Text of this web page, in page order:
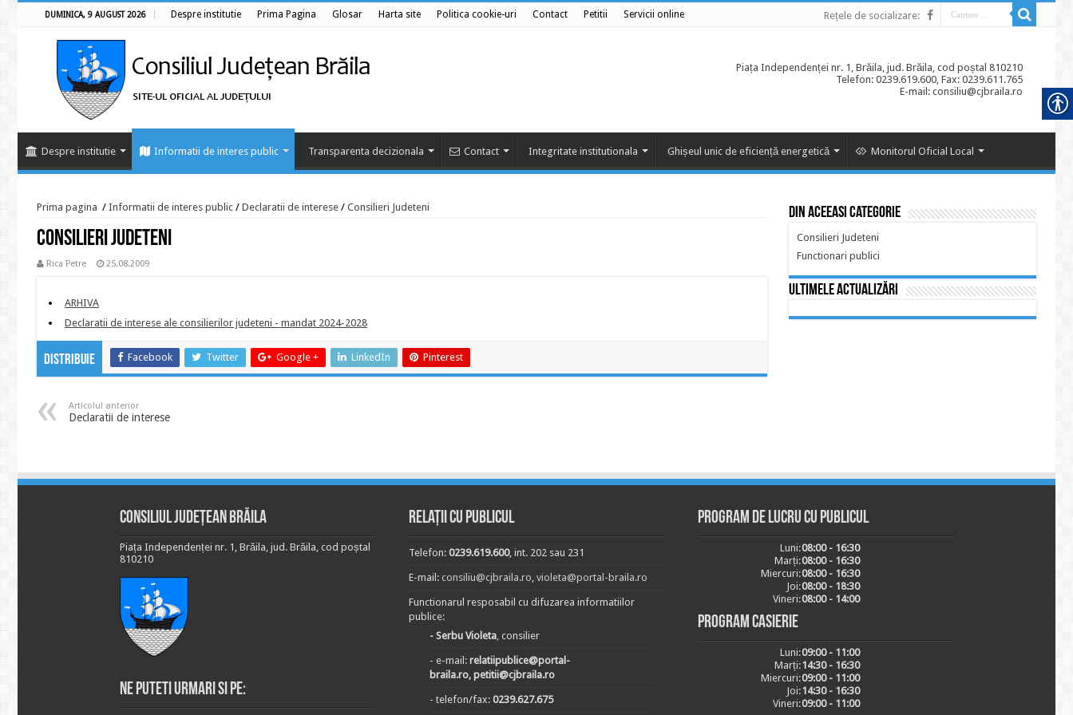
DUMINICA, 9 AUGUST 2026 Despre institutie Prima Pagina Glosar Harta site Politica cookie-uri Contact Petitii Servicii online Rețele de socializare:
Piața Independenței nr. 1, Brăila, jud. Brăila, cod poștal 810210
Telefon: 0239.619.600, Fax: 0239.611.765
E-mail: consiliu@cjbraila.ro
Despre institutie Informatii de interes public Transparenta decizionala Contact Integritate institutionala Ghișeul unic de eficiență energetică Monitorul Oficial Local
Prima pagina / Informatii de interes public / Declaratii de interese / Consilieri Judeteni
Consilieri Judeteni
Rica Petre 25.08.2009
ARHIVA
Declaratii de interese ale consilierilor judeteni - mandat 2024-2028
Distribuie Facebook Twitter Google + LinkedIn Pinterest
Articolul anterior
Declaratii de interese
Din aceeasi categorie
Consilieri Judeteni
Functionari publici
Ultimele actualizări
Consiliul Județean Brăila
Piața Independenței nr. 1, Brăila, jud. Brăila, cod poștal
810210
Ne puteti urmari si pe:
Relații cu publicul
Telefon: 0239.619.600, int. 202 sau 231
E-mail: consiliu@cjbraila.ro, violeta@portal-braila.ro
Functionarul resposabil cu difuzarea informatiilor
publice:
- Serbu Violeta, consilier
- e-mail: relatiipublice@portal-
braila.ro, petitii@cjbraila.ro
- telefon/fax: 0239.627.675
Program de lucru cu publicul
Luni:08:00 - 16:30
Marți:08:00 - 16:30
Miercuri:08:00 - 16:30
Joi:08:00 - 18:30
Vineri:08:00 - 14:00
Program casierie
Luni:09:00 - 11:00
Marți:14:30 - 16:30
Miercuri:09:00 - 11:00
Joi:14:30 - 16:30
Vineri:09:00 - 11:00